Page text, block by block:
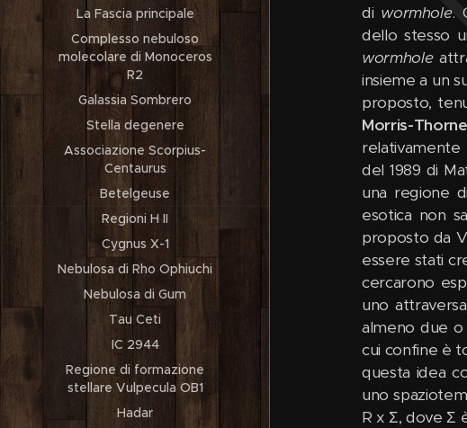
La Fascia principale
Complesso nebuloso
molecolare di Monoceros
R2
Galassia Sombrero
Stella degenere
Associazione Scorpius-
Centaurus
Betelgeuse
Regioni H II
Cygnus X-1
Nebulosa di Rho Ophiuchi
Nebulosa di Gum
Tau Ceti
IC 2944
Regione di formazione
stellare Vulpecula OB1
Hadar
di wormhole.
dello stesso
wormhole
insieme a un
proposto,
Morris-Thorne
relativamente
del 1989 di
una regione
esotica non
proposto da
essere stati
cercarono
uno
almeno due o
cui confine è
questa idea
uno
R x Σ, dove Σ